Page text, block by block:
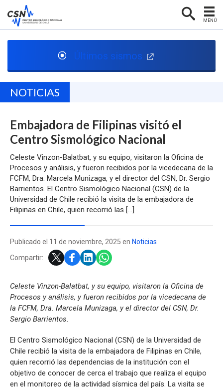
MENÚ
PORTADA
CENTRO SISMOLÓGICO
NOTICIAS
CONTACTO
Últimos sismos
NOTICIAS
Embajadora de Filipinas visitó el
Centro Sismológico Nacional
Celeste Vinzon-Balatbat, y su equipo, visitaron la Oficina de
Procesos y análisis, y fueron recibidos por la vicedecana de la
FCFM, Dra. Marcela Munizaga, y el director del CSN, Dr. Sergio
Barrientos. El Centro Sismológico Nacional (CSN) de la
Universidad de Chile recibió la visita de la embajadora de
Filipinas en Chile, quien recorrió las […]
Publicado el 11 de noviembre, 2025 en Noticias
Compartir:
Celeste Vinzon-Balatbat, y su equipo, visitaron la Oficina de
Procesos y análisis, y fueron recibidos por la vicedecana de
la FCFM, Dra. Marcela Munizaga, y el director del CSN, Dr.
Sergio Barrientos.
El Centro Sismológico Nacional (CSN) de la Universidad de
Chile recibió la visita de la embajadora de Filipinas en Chile,
quien recorrió las dependencias de la institución con el
objetivo de conocer de cerca el trabajo que realiza el equipo
en el monitoreo de la actividad sísmica del país. La visita se